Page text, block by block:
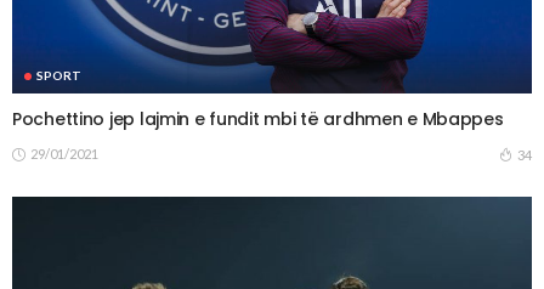
SPORT
Pochettino jep lajmin e fundit mbi të ardhmen e Mbappes
29/01/2021 34